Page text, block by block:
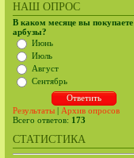
НАШ ОПРОС
В каком месяце вы покупаете
арбузы?
Июнь
Июль
Август
Сентябрь
Результаты | Архив опросов
Всего ответов: 173
СТАТИСТИКА